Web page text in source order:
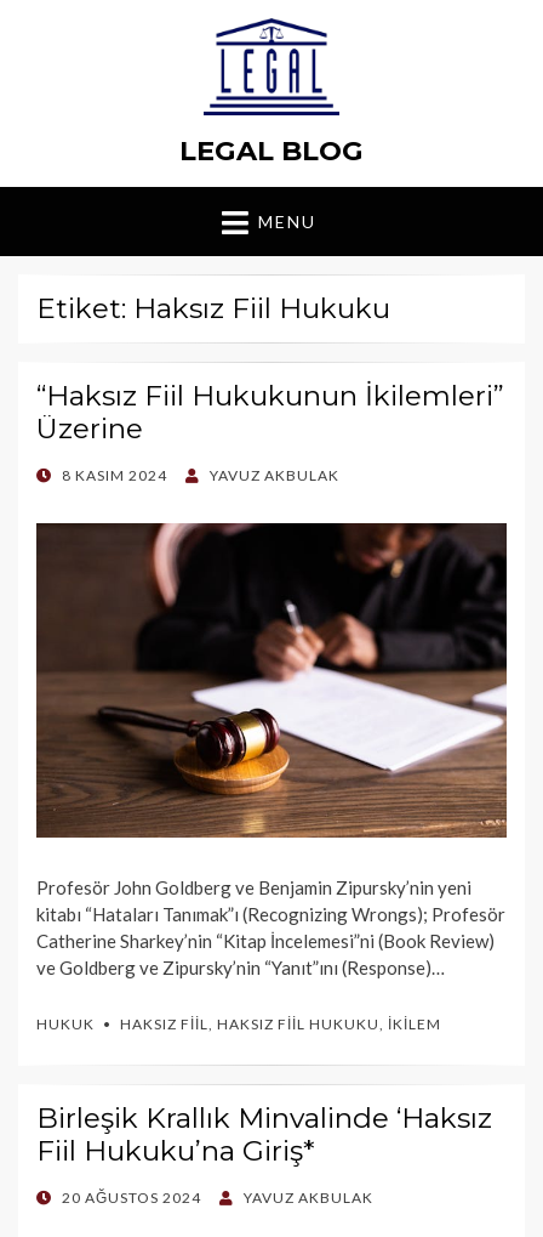
LEGAL BLOG
MENU
Etiket: Haksız Fiil Hukuku
“Haksız Fiil Hukukunun İkilemleri”
Üzerine
POSTED
8 KASIM 2024 YAVUZ AKBULAK
Profesör John Goldberg ve Benjamin Zipursky’nin yeni
kitabı “Hataları Tanımak”ı (Recognizing Wrongs); Profesör
Catherine Sharkey’nin “Kitap İncelemesi”ni (Book Review)
ve Goldberg ve Zipursky’nin “Yanıt”ını (Response)…
HUKUK HAKSIZ FIIL, HAKSIZ FIIL HUKUKU, İKILEM
Birleşik Krallık Minvalinde ‘Haksız
Fiil Hukuku’na Giriş*
POSTED
20 AĞUSTOS 2024 YAVUZ AKBULAK